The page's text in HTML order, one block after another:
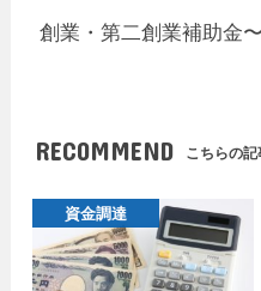
創業・第二創業補助金
RECOMMEND こちらの記
資金調達